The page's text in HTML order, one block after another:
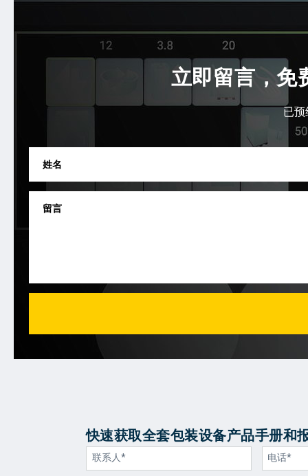
立即留言，免
已预
快速获取全套包装设备产品手册和